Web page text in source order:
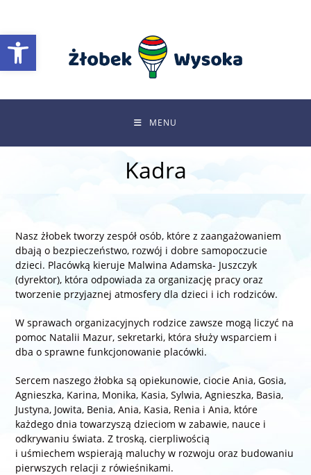
Otwórz pasek narzędzi
content
MENU
Kadra
Nasz żłobek tworzy zespół osób, które z zaangażowaniem
dbają o bezpieczeństwo, rozwój i dobre samopoczucie
dzieci. Placówką kieruje Malwina Adamska- Juszczyk
(dyrektor), która odpowiada za organizację pracy oraz
tworzenie przyjaznej atmosfery dla dzieci i ich rodziców.
W sprawach organizacyjnych rodzice zawsze mogą liczyć na
pomoc Natalii Mazur, sekretarki, która służy wsparciem i
dba o sprawne funkcjonowanie placówki.
Sercem naszego żłobka są opiekunowie, ciocie Ania, Gosia,
Agnieszka, Karina, Monika, Kasia, Sylwia, Agnieszka, Basia,
Justyna, Jowita, Benia, Ania, Kasia, Renia i Ania, które
każdego dnia towarzyszą dzieciom w zabawie, nauce i
odkrywaniu świata. Z troską, cierpliwością
i uśmiechem wspierają maluchy w rozwoju oraz budowaniu
pierwszych relacji z rówieśnikami.